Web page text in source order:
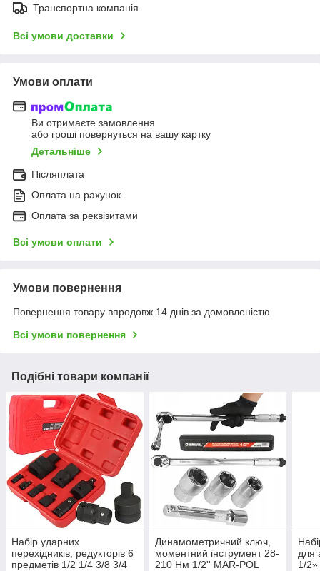
Транспортна компанія
Всі умови доставки
Умови оплати
Ви отримаєте замовлення
або гроші повернуться на вашу картку
Детальніше
Післяплата
Оплата на рахунок
Оплата за реквізитами
Всі умови оплати
Умови повернення
Повернення товару впродовж 14 днів за домовленістю
Всі умови повернення
Подібні товари компанії
Набір ударних
перехідників, редукторів 6
предметів 1/2 1/4 3/8 3/4
Динамометричний ключ,
моментний інструмент 28-
210 Нм 1/2'' MAR-POL
для
1/2»